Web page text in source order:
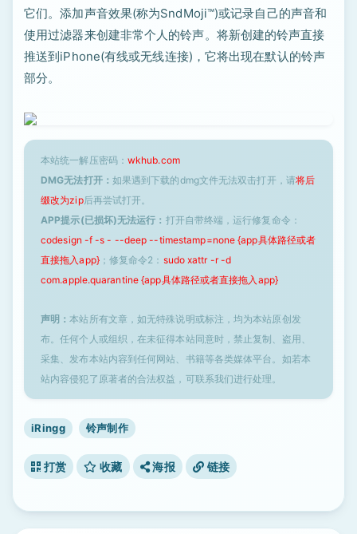
它们。添加声音效果(称为SndMoji™️)或记录自己的声音和
使用过滤器来创建非常个人的铃声。将新创建的铃声直接
推送到iPhone(有线或无线连接)，它将出现在默认的铃声
部分。
本站统一解压密码： wkhub.com
DMG无法打开： 如果遇到下载的dmg文件无法双击打开，请将后
缀改为zip后再尝试打开。
APP提示(已损坏)无法运行： 打开自带终端，运行修复命令：
codesign -f -s - --deep --timestamp=none {app具体路径或者
直接拖入app}；修复命令2： sudo xattr -r -d
com.apple.quarantine {app具体路径或者直接拖入app}
声明：本站所有文章，如无特殊说明或标注，均为本站原创发
布。任何个人或组织，在未征得本站同意时，禁止复制、盗用、
采集、发布本站内容到任何网站、书籍等各类媒体平台。如若本
站内容侵犯了原著者的合法权益，可联系我们进行处理。
iRingg 铃声制作
打赏 收藏 海报 链接